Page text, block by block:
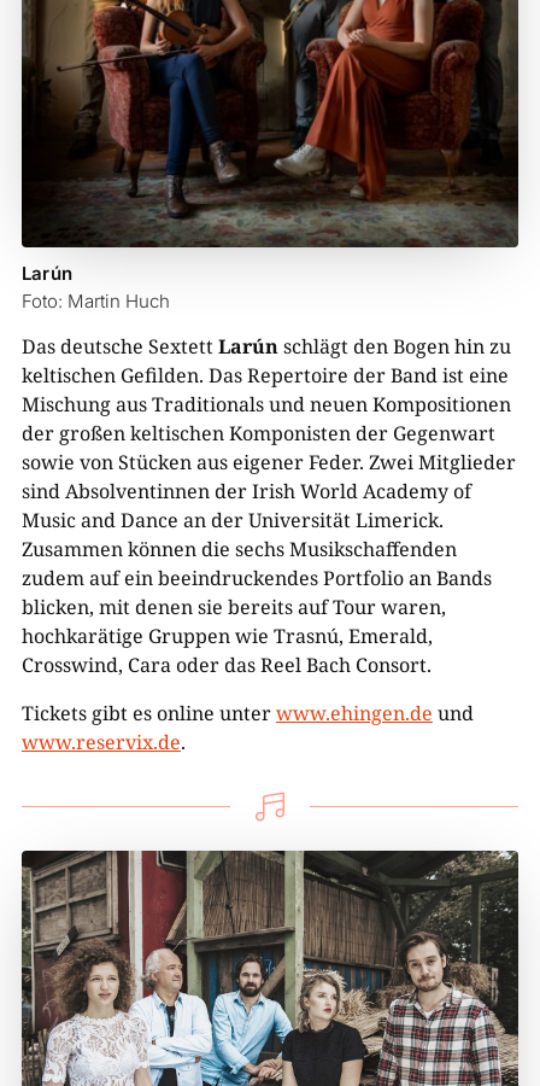
Larún
Foto: Martin Huch
Das deutsche SextettLarúnschlägt den Bogen hin zu
keltischen Gefilden. Das Repertoire der Band ist eine
Mischung aus Traditionals und neuen Kompositionen
der großen keltischen Komponisten der Gegenwart
sowie von Stücken aus eigener Feder. Zwei Mitglieder
sind Absolventinnen der Irish World Academy of
Music and Dance an der Universität Limerick.
Zusammen können die sechs Musikschaffenden
zudem auf ein beeindruckendes Portfolio an Bands
blicken, mit denen sie bereits auf Tour waren,
hochkarätige Gruppen wie Trasnú, Emerald,
Crosswind, Cara oder das Reel Bach Consort.
Tickets gibt es online unterwww.ehingen.de und
www.reservix.de.
